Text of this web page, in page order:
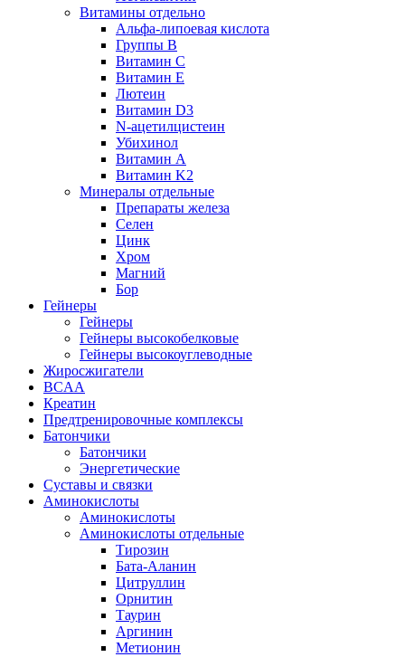
Витамины отдельно
Альфа-липоевая кислота
Группы B
Витамин С
Витамин Е
Лютеин
Витамин D3
N-ацетилцистеин
Убихинол
Витамин А
Витамин K2
Минералы отдельные
Препараты железа
Селен
Цинк
Хром
Магний
Бор
Гейнеры
Гейнеры
Гейнеры высокобелковые
Гейнеры высокоуглеводные
Жиросжигатели
BCAA
Креатин
Предтренировочные комплексы
Батончики
Батончики
Энергетические
Суставы и связки
Аминокислоты
Аминокислоты
Аминокислоты отдельные
Тирозин
Бата-Аланин
Цитруллин
Орнитин
Таурин
Аргинин
Метионин